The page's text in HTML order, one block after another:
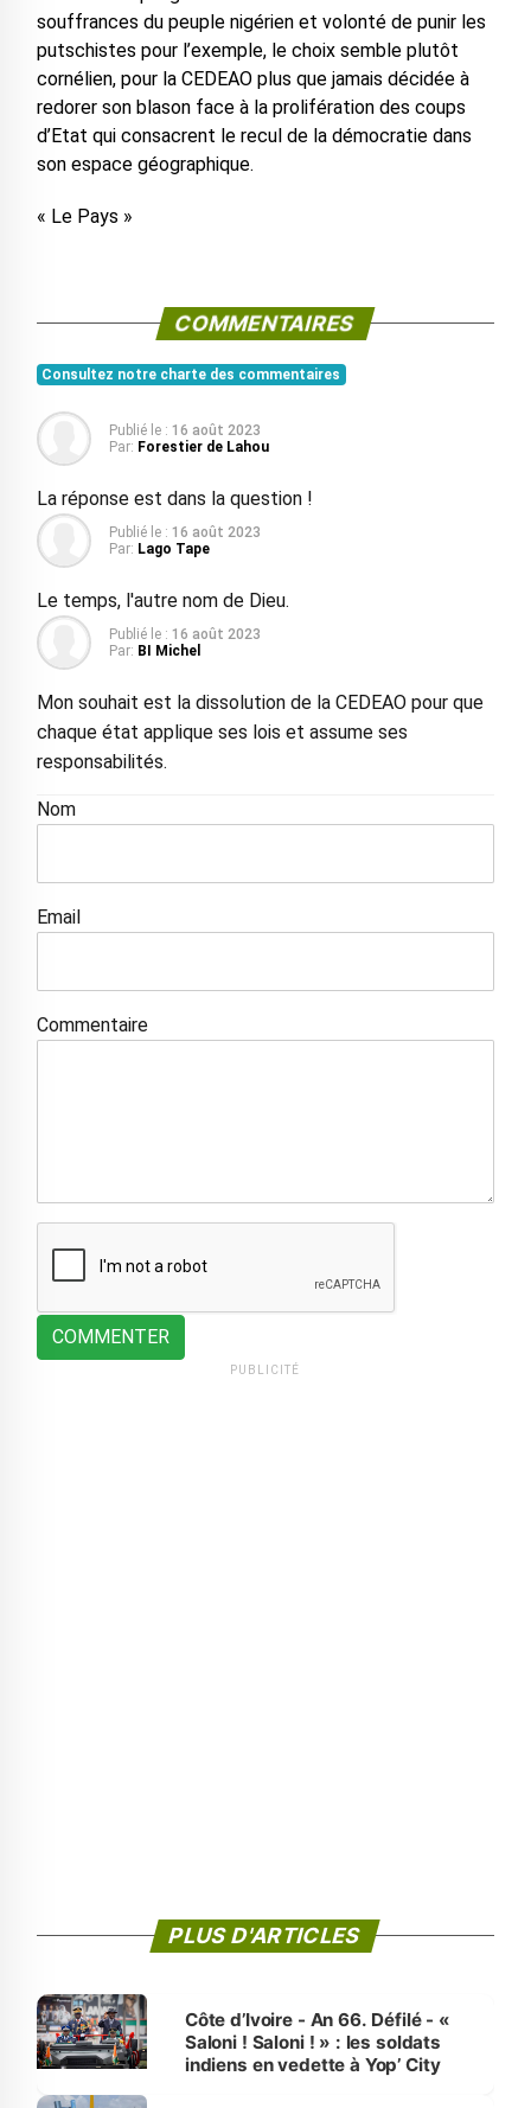
souffrances du peuple nigérien et volonté de punir les
putschistes pour l’exemple, le choix semble plutôt
cornélien, pour la CEDEAO plus que jamais décidée à
redorer son blason face à la prolifération des coups
d’Etat qui consacrent le recul de la démocratie dans
son espace géographique.
« Le Pays »
COMMENTAIRES
Consultez notre charte des commentaires
Publié le : 16 août 2023
Par: Forestier de Lahou
La réponse est dans la question !
Publié le : 16 août 2023
Par: Lago Tape
Le temps, l'autre nom de Dieu.
Publié le : 16 août 2023
Par: BI Michel
Mon souhait est la dissolution de la CEDEAO pour que
chaque état applique ses lois et assume ses
responsabilités.
Nom
Email
Commentaire
COMMENTER
PUBLICITÉ
PLUS D'ARTICLES
Côte d’Ivoire - An 66. Défilé - «
Saloni ! Saloni ! » : les soldats
indiens en vedette à Yop’ City